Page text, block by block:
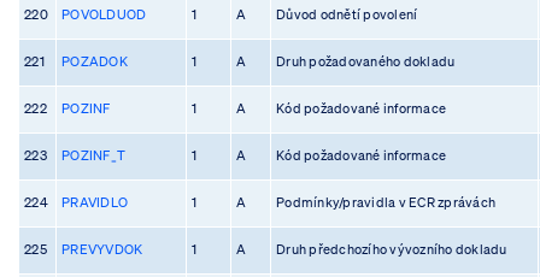
220 POVOLDUOD 1 A Důvod odnětí povolení
221 POZADOK 1 A Druh požadovaného dokladu
222 POZINF 1 A Kód požadované informace
223 POZINF_T 1 A Kód požadované informace
224 PRAVIDLO 1 A Podmínky/pravidla v ECR zprávách
225 PREVYVDOK 1 A Druh předchozího vývozního dokladu